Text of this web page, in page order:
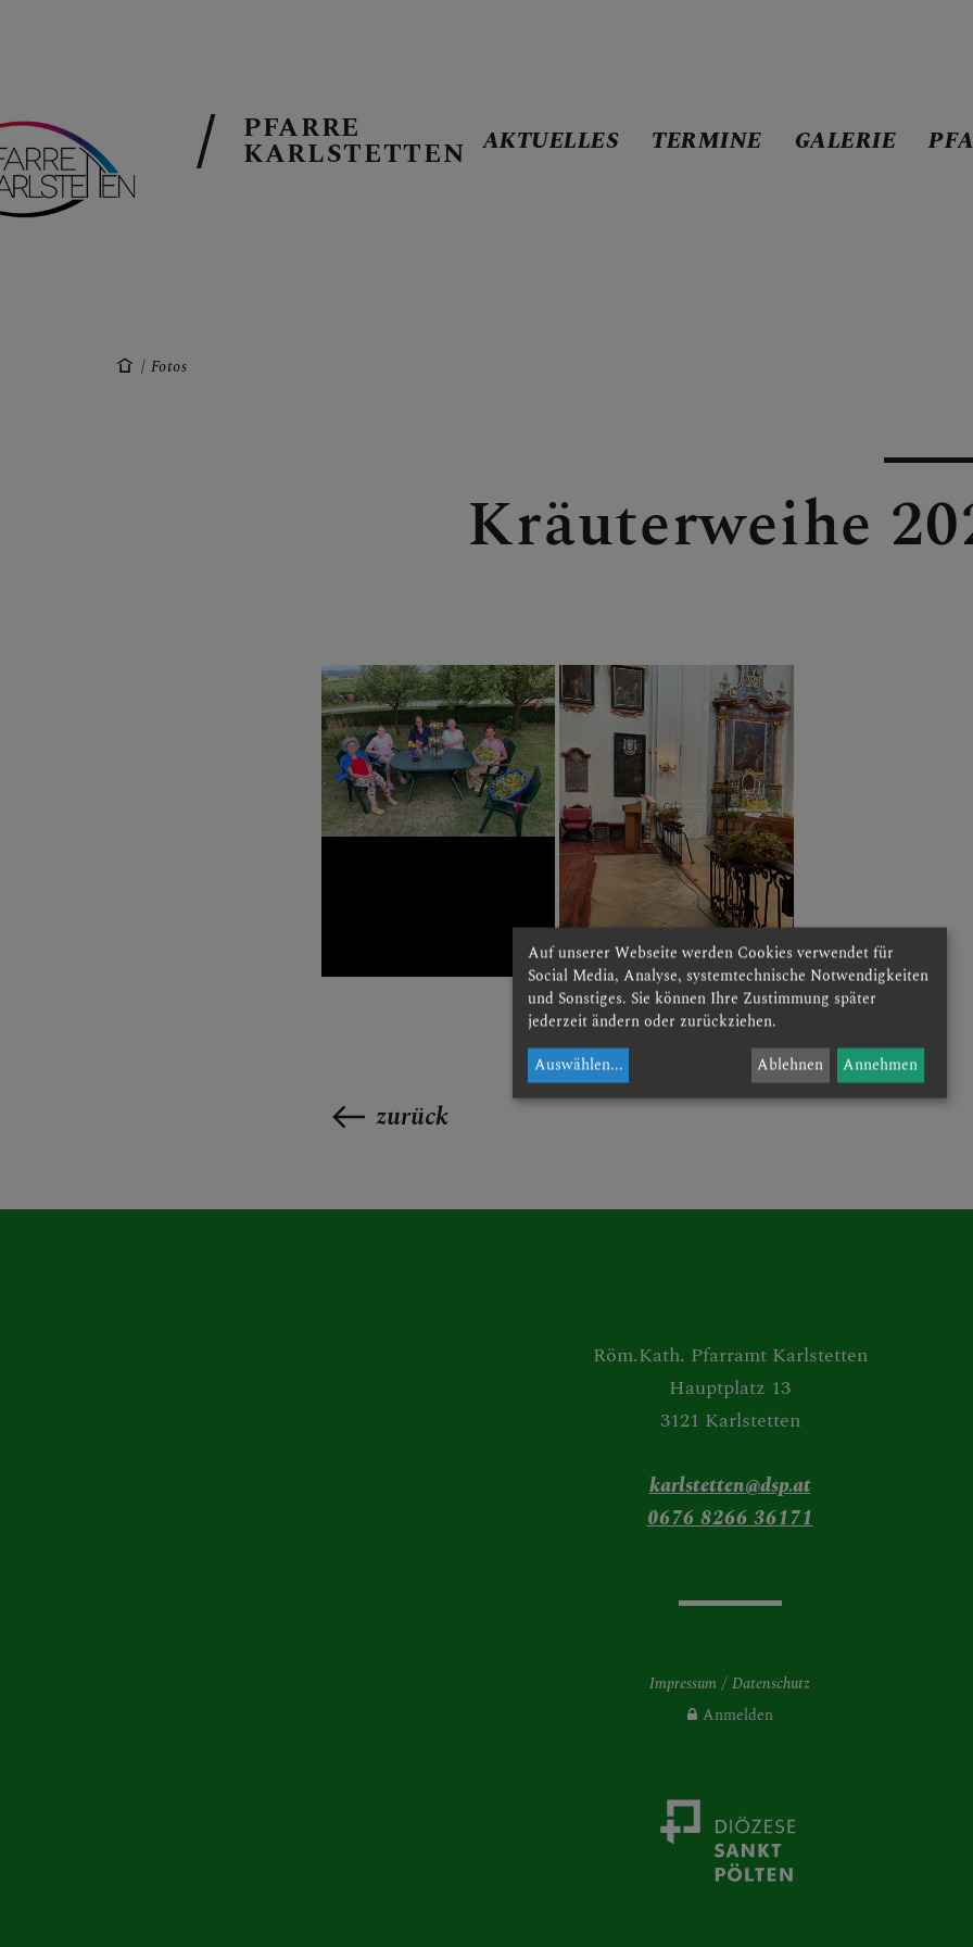
PFARRBLÄTTER
PFARRKIRCHE
PFARRTEAM
GRUPPEN & RUNDEN
KONTAKT
ERSTKOMMUNION
PFARRE
KARLSTETTEN AKTUELLES TERMINE GALERIE
Fotos
Kräuterweihe
zurück
Röm.Kath. Pfarramt Karlstetten
Hauptplatz 13
3121 Karlstetten
karlstetten@dsp.at
0676 8266 36171
Impressum
Datenschutz
Anmelden
Auf unserer Webseite werden Cookies verwendet für
Social Media, Analyse, systemtechnische Notwendigkeiten
und Sonstiges. Sie können Ihre Zustimmung später
jederzeit ändern oder zurückziehen.
Auswählen... Ablehnen Annehmen